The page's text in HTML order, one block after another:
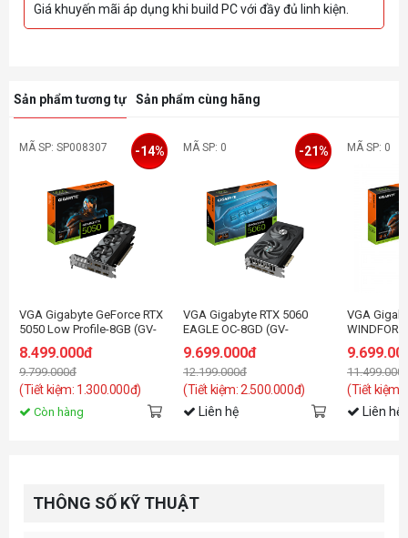
Giá khuyến mãi áp dụng khi build PC với đầy đủ linh kiện.
Sản phẩm tương tự Sản phẩm cùng hãng
MÃ SP: SP008307
VGA Gigabyte GeForce RTX
5050 Low Profile-8GB (GV-
8.499.000đ
9.799.000đ
(Tiết kiệm: 1.300.000đ)
-14%
Còn hàng
MÃ SP: 0
VGA Gigabyte RTX 5060
EAGLE OC-8GD (GV-
9.699.000đ
12.199.000đ
(Tiết kiệm: 2.500.000đ)
-21%
Liên hệ
MÃ SP: 0
VGA
(Tiết kiệm:
Liên hệ
THÔNG SỐ KỸ THUẬT